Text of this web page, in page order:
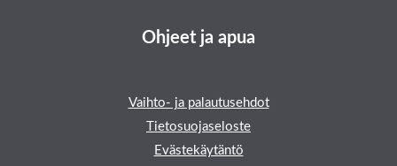
Ohjeet ja apua
Vaihto- ja palautusehdot
Tietosuojaseloste
Evästekäytäntö